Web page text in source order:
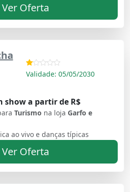
Oferta
Validade: 05/05/2030
show a partir de R$
Turismo na loja Garfo e
ao vivo e danças típicas
Oferta